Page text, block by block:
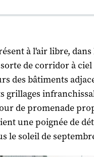
à l'air libre,
de corridor à
des bâtiments
grillages
de promenade
une poignée de
le soleil de